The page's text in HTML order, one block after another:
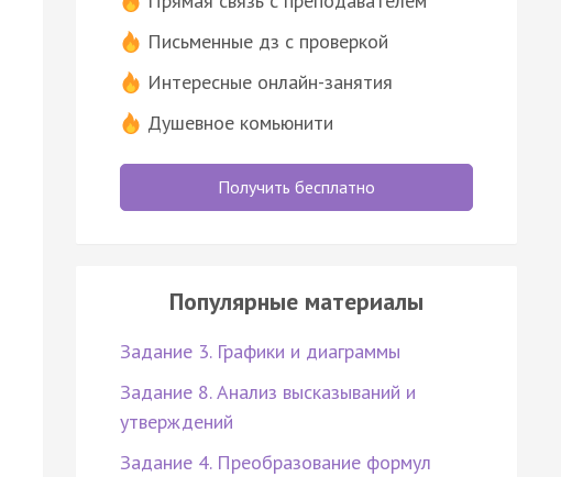
Письменные дз с проверкой
Интересные онлайн-занятия
Душевное комьюнити
Получить бесплатно
Популярные материалы
Задание 3. Графики и диаграммы
Задание 8. Анализ высказываний и
утверждений
Задание 4. Преобразование формул